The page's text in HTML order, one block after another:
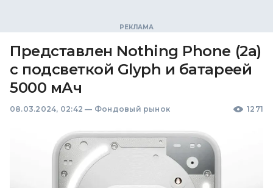
Представлен Nothing Phone (2a)
с подсветкой Glyph и батареей
5000 мАч
08.03.2024, 02:42 — Фондовый рынок 1271